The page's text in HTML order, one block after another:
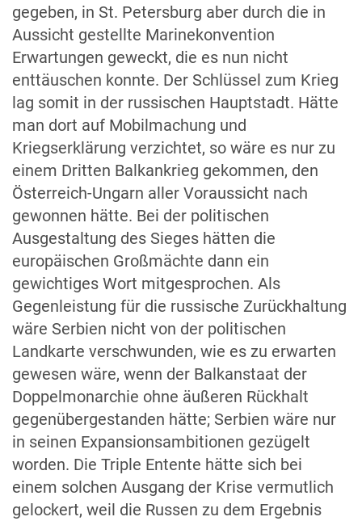
gegeben, in St. Petersburg aber durch die in
Aussicht gestellte Marinekonvention
Erwartungen geweckt, die es nun nicht
enttäuschen konnte. Der Schlüssel zum Krieg
lag somit in der russischen Hauptstadt. Hätte
man dort auf Mobilmachung und
Kriegserklärung verzichtet, so wäre es nur zu
einem Dritten Balkankrieg gekommen, den
Österreich-Ungarn aller Voraussicht nach
gewonnen hätte. Bei der politischen
Ausgestaltung des Sieges hätten die
europäischen Großmächte dann ein
gewichtiges Wort mitgesprochen. Als
Gegenleistung für die russische Zurückhaltung
wäre Serbien nicht von der politischen
Landkarte verschwunden, wie es zu erwarten
gewesen wäre, wenn der Balkanstaat der
Doppelmonarchie ohne äußeren Rückhalt
gegenübergestanden hätte; Serbien wäre nur
in seinen Expansionsambitionen gezügelt
worden. Die Triple Entente hätte sich bei
einem solchen Ausgang der Krise vermutlich
gelockert, weil die Russen zu dem Ergebnis